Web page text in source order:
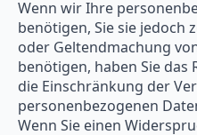
Wenn wir Ihre
benötigen, Sie sie jedoch
oder Geltendmachung
benötigen, haben Sie das
die Einschränkung der
personenbezogenen
Wenn Sie einen